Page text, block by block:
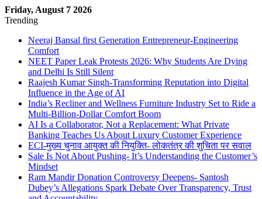
Friday, August 7 2026
Trending
Neeraj Bansal first Generation Entrepreneur-Engineering
Comfort
NEET Paper Leak Protests 2026: Why Students Are Dying
and Delhi Is Still Silent
Raajesh Kumar Singh-Transforming Reputation into Digital
Influence in the Age of AI
India’s Recliner and Wellness Furniture Industry Set to Ride a
Multi-Billion-Dollar Comfort Boom
AI Is a Collaborator, Not a Replacement: What Private
Banking Teaches Us About Luxury Customer Experience
ECI-मुख्य चुनाव आयुक्त की नियुक्ति- लोकतंत्र की शुचिता पर सवाल
Sale Is Not About Pushing- It’s Understanding the Customer’s
Mindset
Ram Mandir Donation Controversy Deepens- Santosh
Dubey’s Allegations Spark Debate Over Transparency, Trust